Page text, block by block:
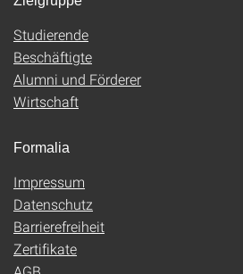
Studierende
Beschäftigte
Alumni und Förderer
Wirtschaft
Formalia
Impressum
Datenschutz
Barrierefreiheit
Zertifikate